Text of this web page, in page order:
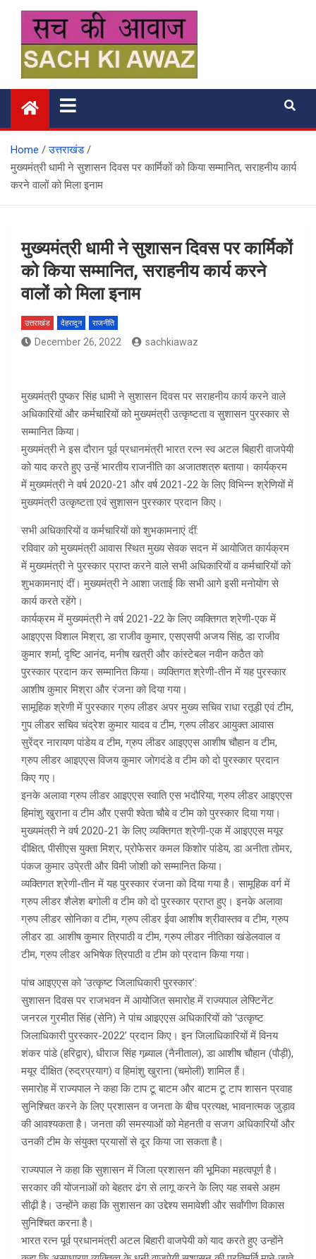
content
सच की आवाज
Home
उत्तराखंड
मुख्यमंत्री धामी ने सुशासन दिवस पर कार्मिकों को किया सम्मानित, सराहनीय कार्य
करने वालों को मिला इनाम
मुख्यमंत्री धामी ने सुशासन दिवस पर कार्मिकों
को किया सम्मानित, सराहनीय कार्य करने
वालों को मिला इनाम
उत्तराखंड देहरादून राजनीति
December 26, 2022 sachkiawaz
मुख्यमंत्री पुष्कर सिंह धामी ने सुशासन दिवस पर सराहनीय कार्य करने वाले
अधिकारियों और कर्मचारियों को मुख्यमंत्री उत्कृष्टता व सुशासन पुरस्कार से
सम्मानित किया।
मुख्यमंत्री ने इस दौरान पूर्व प्रधानमंत्री भारत रत्न स्व अटल बिहारी वाजपेयी
को याद करते हुए उन्हें भारतीय राजनीति का अजातशत्रु बताया। कार्यक्रम
में मुख्यमंत्री ने वर्ष 2020-21 और वर्ष 2021-22 के लिए विभिन्न श्रेणियों में
मुख्यमंत्री उत्कृष्टता एवं सुशासन पुरस्कार प्रदान किए।
सभी अधिकारियों व कर्मचारियों को शुभकामनाएं दीं:
रविवार को मुख्यमंत्री आवास स्थित मुख्य सेवक सदन में आयोजित कार्यक्रम
में मुख्यमंत्री ने पुरस्कार प्राप्त करने वाले सभी अधिकारियों व कर्मचारियों को
शुभकामनाएं दीं। मुख्यमंत्री ने आशा जताई कि सभी आगे इसी मनोयोग से
कार्य करते रहेंगे।
कार्यक्रम में मुख्यमंत्री ने वर्ष 2021-22 के लिए व्यक्तिगत श्रेणी-एक में
आइएएस विशाल मिश्रा, डा राजीव कुमार, एसएसपी अजय सिंह, डा राजीव
कुमार शर्मा, दृष्टि आनंद, मनीष खत्री और कांस्टेबल नवीन कठैत को
पुरस्कार प्रदान कर सम्मानित किया। व्यक्तिगत श्रेणी-तीन में यह पुरस्कार
आशीष कुमार मिश्रा और रंजना को दिया गया।
सामूहिक श्रेणी में पुरस्कार ग्रुप लीडर अपर मुख्य सचिव राधा रतूड़ी एवं टीम,
गुप लीडर सचिव चंद्रेश कुमार यादव व टीम, ग्रुप लीडर आयुक्त आवास
सुरेंद्र नारायण पांडेय व टीम, ग्रुप लीडर आइएएस आशीष चौहान व टीम,
ग्रुप लीडर आइएएस विजय कुमार जोगदंडे व टीम को दो पुरस्कार प्रदान
किए गए।
इनके अलावा ग्रुप लीडर आइएएस स्वाति एस भदौरिया, ग्रुप लीडर आइएएस
हिमांशु खुराना व टीम और एसपी श्वेता चौबे व टीम को पुरस्कार दिया गया।
मुख्यमंत्री ने वर्ष 2020-21 के लिए व्यक्तिगत श्रेणी-एक में आइएएस मयूर
दीक्षित, पीसीएस युक्ता मिश्र, प्रोफेसर कमल किशोर पांडेय, डा अनीता तोमर,
पंकज कुमार उपे्रती और विमी जोशी को सम्मानित किया।
व्यक्तिगत श्रेणी-तीन में यह पुरस्कार रंजना को दिया गया है। सामूहिक वर्ग में
ग्रुप लीडर शैलेश बगोली व टीम को दो पुरस्कार प्राप्त हुए। इनके अलावा
ग्रुप लीडर सोनिका व टीम, ग्रुप लीडर ईवा आशीष श्रीवास्तव व टीम, ग्रुप
लीडर डा. आशीष कुमार त्रिपाठी व टीम, ग्रुप लीडर नीतिका खंडेलवाल व
टीम, ग्रुप लीडर अभिषेक त्रिपाठी व टीम को प्रदान किया गया।
पांच आइएएस को ‘उत्कृष्ट जिलाधिकारी पुरस्कार’:
सुशासन दिवस पर राजभवन में आयोजित समारोह में राज्यपाल लेफ्टिनेंट
जनरल गुरमीत सिंह (सेनि) ने पांच आइएएस अधिकारियों को ‘उत्कृष्ट
जिलाधिकारी पुरस्कार-2022’ प्रदान किए। इन जिलाधिकारियों में विनय
शंकर पांडे (हरिद्वार), धीराज सिंह गब्र्याल (नैनीताल), डा आशीष चौहान (पौड़ी),
मयूर दीक्षित (रुद्रप्रयाग) व हिमांशु खुराना (चमोली) शामिल हैं।
समारोह में राज्यपाल ने कहा कि टाप टू बाटम और बाटम टू टाप शासन प्रवाह
सुनिश्चित करने के लिए प्रशासन व जनता के बीच प्रत्यक्ष, भावनात्मक जुड़ाव
की आवश्यकता है। जनता की समस्याओं को मेहनती व सजग अधिकारियों और
उनकी टीम के संयुक्त प्रयासों से दूर किया जा सकता है।
राज्यपाल ने कहा कि सुशासन में जिला प्रशासन की भूमिका महत्वपूर्ण है।
सरकार की योजनाओं को बेहतर ढंग से लागू करने के लिए यह सबसे अहम
सीढ़ी है। उन्होंने कहा कि सुशासन का उद्देश्य समावेशी और सर्वांगीण विकास
सुनिश्चित करना है।
भारत रत्न पूर्व प्रधानमंत्री अटल बिहारी वाजपेयी को याद करते हुए उन्होंने